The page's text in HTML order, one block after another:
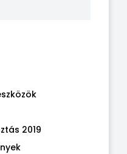
2019